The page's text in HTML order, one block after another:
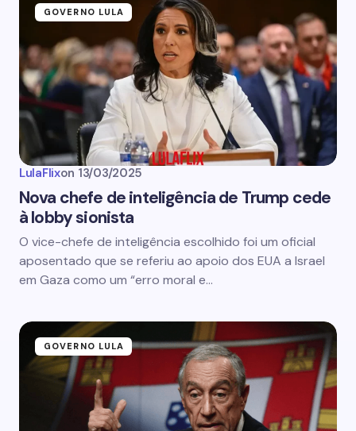
GOVERNO LULA
LulaFlixon 13/03/2025
Nova chefe de inteligência de Trump cede
à lobby sionista
O vice-chefe de inteligência escolhido foi um oficial
aposentado que se referiu ao apoio dos EUA a Israel
em Gaza como um “erro moral e…
GOVERNO LULA